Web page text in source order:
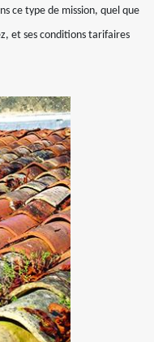
ce type de mission, quel que
et ses conditions tarifaires